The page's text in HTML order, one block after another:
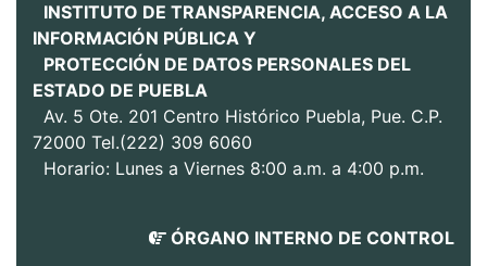
INSTITUTO DE TRANSPARENCIA, ACCESO A LA
INFORMACIÓN PÚBLICA Y
PROTECCIÓN DE DATOS PERSONALES DEL
ESTADO DE PUEBLA
Av. 5 Ote. 201 Centro Histórico Puebla, Pue. C.P.
72000 Tel.(222) 309 6060
Horario: Lunes a Viernes 8:00 a.m. a 4:00 p.m.
ÓRGANO INTERNO DE CONTROL